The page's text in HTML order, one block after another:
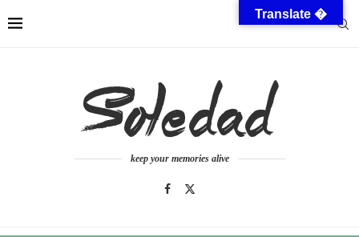
keep your memories alive
Translate �